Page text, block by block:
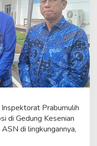
Inspektorat Prabumulih
di Gedung Kesenian
di lingkungannya,